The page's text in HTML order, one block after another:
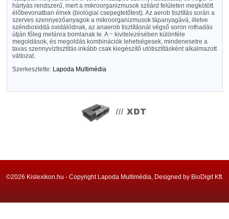
hártyás rendszerű, mert a mikroorganizmusok szilárd felületen megkötött
élőbevonatban élnek (biológiai csepegtetőtest). Az aerob tisztítás során a
szerves szennyezőanyagok a mikroorganizmusok tápanyagává, illetve
széndioxiddá oxidálódnak, az anaerob tisztításnál végső soron rothadás
útján főleg metánra bomlanak le. A ~ kivitelezésében különféle
megoldások, és megoldás kombinációk lehetségesek, mindenesetre a
tavas szennyvíztisztítás inkább csak kiegészítő utótisztításként alkalmazott
változat.
Szerkesztette: Lapoda Multimédia
©2026 Kislexikon.hu - Copyright Lapoda Multimédia, Designed by BioDigit Kft.